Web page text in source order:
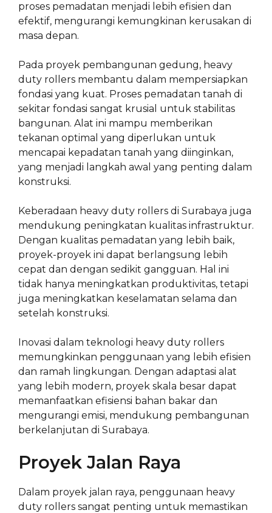
proses pemadatan menjadi lebih efisien dan
efektif, mengurangi kemungkinan kerusakan di
masa depan.
Pada proyek pembangunan gedung, heavy
duty rollers membantu dalam mempersiapkan
fondasi yang kuat. Proses pemadatan tanah di
sekitar fondasi sangat krusial untuk stabilitas
bangunan. Alat ini mampu memberikan
tekanan optimal yang diperlukan untuk
mencapai kepadatan tanah yang diinginkan,
yang menjadi langkah awal yang penting dalam
konstruksi.
Keberadaan heavy duty rollers di Surabaya juga
mendukung peningkatan kualitas infrastruktur.
Dengan kualitas pemadatan yang lebih baik,
proyek-proyek ini dapat berlangsung lebih
cepat dan dengan sedikit gangguan. Hal ini
tidak hanya meningkatkan produktivitas, tetapi
juga meningkatkan keselamatan selama dan
setelah konstruksi.
Inovasi dalam teknologi heavy duty rollers
memungkinkan penggunaan yang lebih efisien
dan ramah lingkungan. Dengan adaptasi alat
yang lebih modern, proyek skala besar dapat
memanfaatkan efisiensi bahan bakar dan
mengurangi emisi, mendukung pembangunan
berkelanjutan di Surabaya.
Proyek Jalan Raya
Dalam proyek jalan raya, penggunaan heavy
duty rollers sangat penting untuk memastikan